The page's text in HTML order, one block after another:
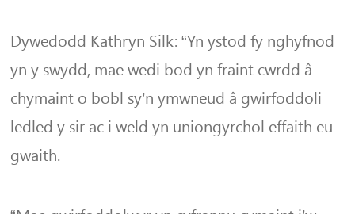
Dywedodd Kathryn Silk: “Yn ystod fy nghyfnod
yn y swydd, mae wedi bod yn fraint cwrdd â
chymaint o bobl sy’n ymwneud â gwirfoddoli
ledled y sir ac i weld yn uniongyrchol effaith eu
gwaith.